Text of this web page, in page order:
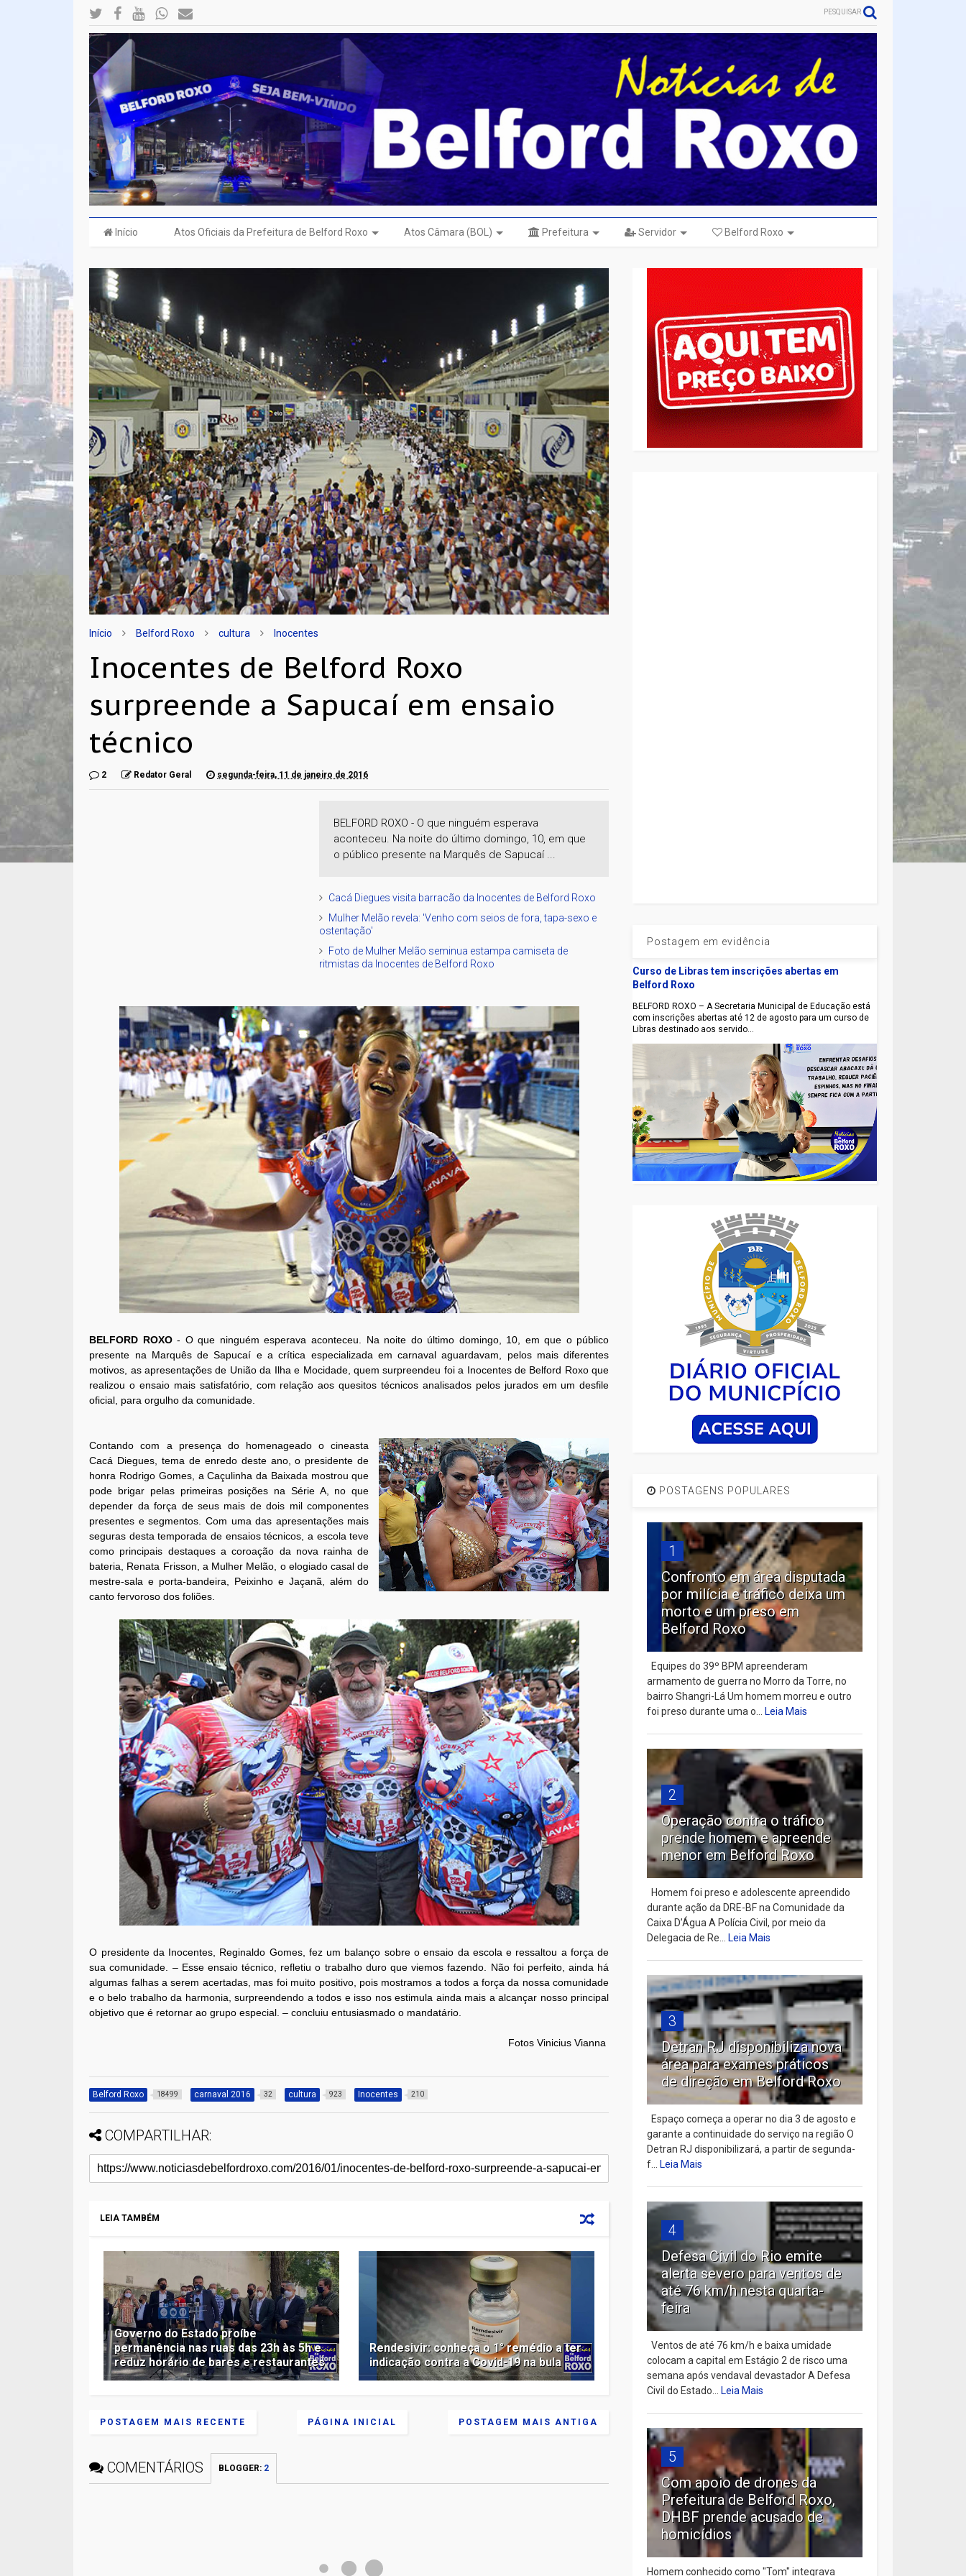
PESQUISAR
Início Atos Oficiais da Prefeitura de Belford Roxo Atos Câmara (BOL) Prefeitura Servidor Belford Roxo
Início Belford Roxo cultura Inocentes
Inocentes de Belford Roxo
surpreende a Sapucaí em ensaio
técnico
2 Redator Geral segunda-feira, 11 de janeiro de 2016
BELFORD ROXO - O que ninguém esperava
aconteceu. Na noite do último domingo, 10, em que
o público presente na Marquês de Sapucaí ...
Cacá Diegues visita barracão da Inocentes de Belford Roxo
Mulher Melão revela: 'Venho com seios de fora, tapa-sexo e
ostentação'
Foto de Mulher Melão seminua estampa camiseta de
ritmistas da Inocentes de Belford Roxo
BELFORD ROXO- O que ninguém esperava aconteceu. Na noite do último domingo, 10, em que o público
presente na Marquês de Sapucaí e a crítica especializada em carnaval aguardavam, pelos mais diferentes
motivos, as apresentações de União da Ilha e Mocidade, quem surpreendeu foi a Inocentes de Belford Roxo que
realizou o ensaio mais satisfatório, com relação aos quesitos técnicos analisados pelos jurados em um desfile
oficial, para orgulho da comunidade.
Contando com a presença do homenageado o cineasta
Cacá Diegues, tema de enredo deste ano, o presidente de
honra Rodrigo Gomes, a Caçulinha da Baixada mostrou que
pode brigar pelas primeiras posições na Série A, no que
depender da força de seus mais de dois mil componentes
presentes e segmentos. Com uma das apresentações mais
seguras desta temporada de ensaios técnicos, a escola teve
como principais destaques a coroação da nova rainha de
bateria, Renata Frisson, a Mulher Melão, o elogiado casal de
mestre-sala e porta-bandeira, Peixinho e Jaçanã, além do
canto fervoroso dos foliões.
O presidente da Inocentes, Reginaldo Gomes, fez um balanço sobre o ensaio da escola e ressaltou a força de
sua comunidade. – Esse ensaio técnico, refletiu o trabalho duro que viemos fazendo. Não foi perfeito, ainda há
algumas falhas a serem acertadas, mas foi muito positivo, pois mostramos a todos a força da nossa comunidade
e o belo trabalho da harmonia, surpreendendo a todos e isso nos estimula ainda mais a alcançar nosso principal
objetivo que é retornar ao grupo especial. – concluiu entusiasmado o mandatário.
Fotos Vinicius Vianna
Belford Roxo 18499 carnaval 2016 32 cultura 923 Inocentes 210
COMPARTILHAR:
LEIA TAMBÉM
Governo do Estado proíbe
permanência nas ruas das 23h às 5h e
reduz horário de bares e restaurantes
Rendesivir: conheça o 1° remédio a ter
indicação contra a Covid-19 na bula
POSTAGEM MAIS RECENTE POSTAGEM MAIS ANTIGA
PÁGINA INICIAL
COMENTÁRIOS BLOGGER: 2
Postagem em evidência
Curso de Libras tem inscrições abertas em
Belford Roxo
BELFORD ROXO – A Secretaria Municipal de Educação está
com inscrições abertas até 12 de agosto para um curso de
Libras destinado aos servido...
POSTAGENS POPULARES
1
Confronto em área disputada
por milícia e tráfico deixa um
morto e um preso em
Belford Roxo
Equipes do 39º BPM apreenderam
armamento de guerra no Morro da Torre, no
bairro Shangri-Lá Um homem morreu e outro
foi preso durante uma o...Leia Mais
2
Operação contra o tráfico
prende homem e apreende
menor em Belford Roxo
Homem foi preso e adolescente apreendido
durante ação da DRE-BF na Comunidade da
Caixa D’Água A Polícia Civil, por meio da
Delegacia de Re...Leia Mais
3
Detran RJ disponibiliza nova
área para exames práticos
de direção em Belford Roxo
Espaço começa a operar no dia 3 de agosto e
garante a continuidade do serviço na região O
Detran RJ disponibilizará, a partir de segunda-
f...Leia Mais
4
Defesa Civil do Rio emite
alerta severo para ventos de
até 76 km/h nesta quarta-
feira
Ventos de até 76 km/h e baixa umidade
colocam a capital em Estágio 2 de risco uma
semana após vendaval devastador A Defesa
Civil do Estado...Leia Mais
5
Com apoio de drones da
Prefeitura de Belford Roxo,
DHBF prende acusado de
homicídios
Homem conhecido como "Tom" integrava